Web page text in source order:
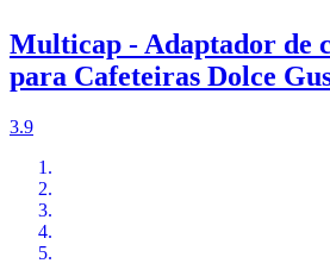
Multicap - Adaptador de
para Cafeteiras Dolce
3.9